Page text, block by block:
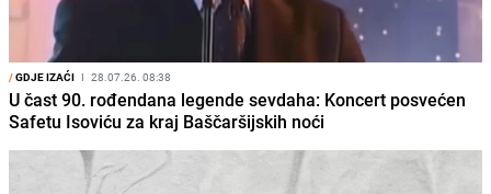
/GDJE IZAĆI I 28.07.26. 08:38
U čast 90. rođendana legende sevdaha: Koncert posvećen
Safetu Isoviću za kraj Baščaršijskih noći